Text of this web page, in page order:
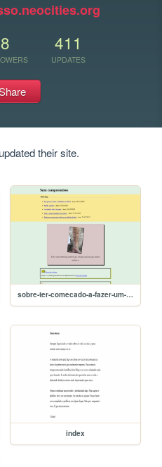
8 411
UPDATES
their site.
sobre-ter-comecado-a-fazer-um-diario
index